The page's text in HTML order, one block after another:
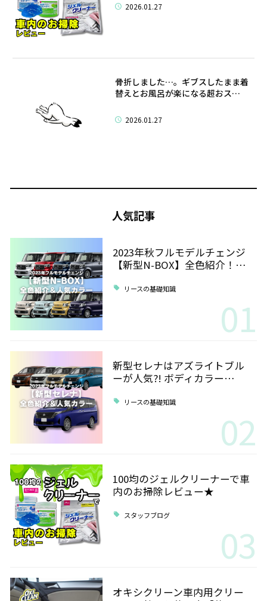
2026.01.27
骨折しました…。ギブスしたまま着
替えとお風呂が楽になる超おス…
2026.01.27
人気記事
2023年秋フルモデルチェンジ
【新型N-BOX】全色紹介！…
リースの基礎知識
01
新型セレナはアズライトブル
ーが人気?! ボディカラー…
リースの基礎知識
02
100均のジェルクリーナーで車
内のお掃除レビュー★
スタッフブログ
03
オキシクリーン車内用クリー